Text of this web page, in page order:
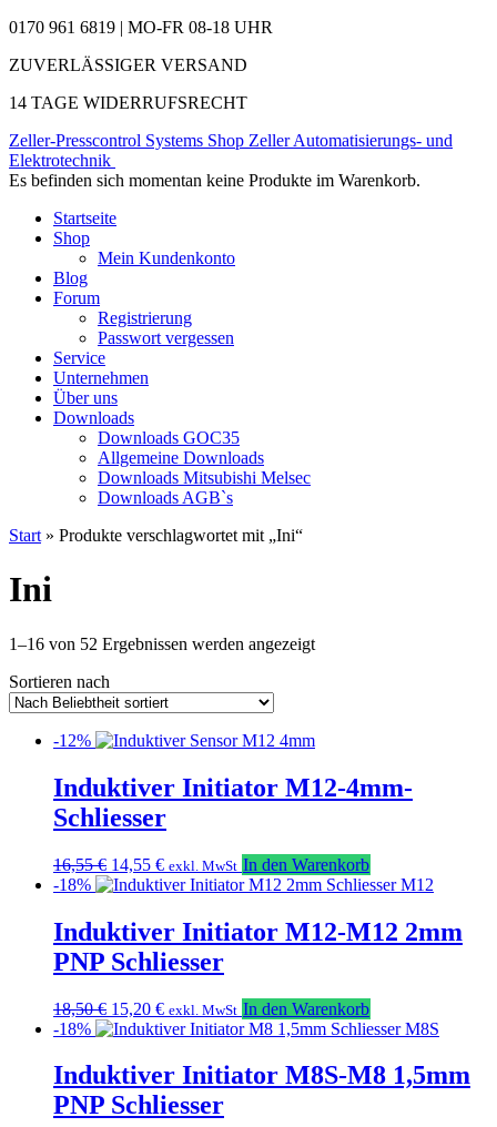
0170 961 6819 | MO-FR 08-18 UHR
ZUVERLÄSSIGER VERSAND
14 TAGE WIDERRUFSRECHT
Zeller-Presscontrol Systems Shop Zeller Automatisierungs- und
Elektrotechnik
Es befinden sich momentan keine Produkte im Warenkorb.
Startseite
Shop
Mein Kundenkonto
Blog
Forum
Registrierung
Passwort vergessen
Service
Unternehmen
Über uns
Downloads
Downloads GOC35
Allgemeine Downloads
Downloads Mitsubishi Melsec
Downloads AGB`s
Start » Produkte verschlagwortet mit „Ini“
Ini
1–16 von 52 Ergebnissen werden angezeigtNach
Sortieren nach
-12%
Induktiver Initiator M12-4mm-
Schliesser
16,55€ Ursprünglicher
Preis
16,55 €
14,55 €Aktueller
Preis
14,55 €.
exkl. MwSt In den Warenkorb
-18%
Induktiver Initiator M12-M12 2mm
PNP Schliesser
18,50€ Ursprünglicher
Preis
18,50 €
15,20 €Aktueller
Preis
15,20 €.
exkl. MwSt In den Warenkorb
-18%
Induktiver Initiator M8S-M8 1,5mm
PNP Schliesser